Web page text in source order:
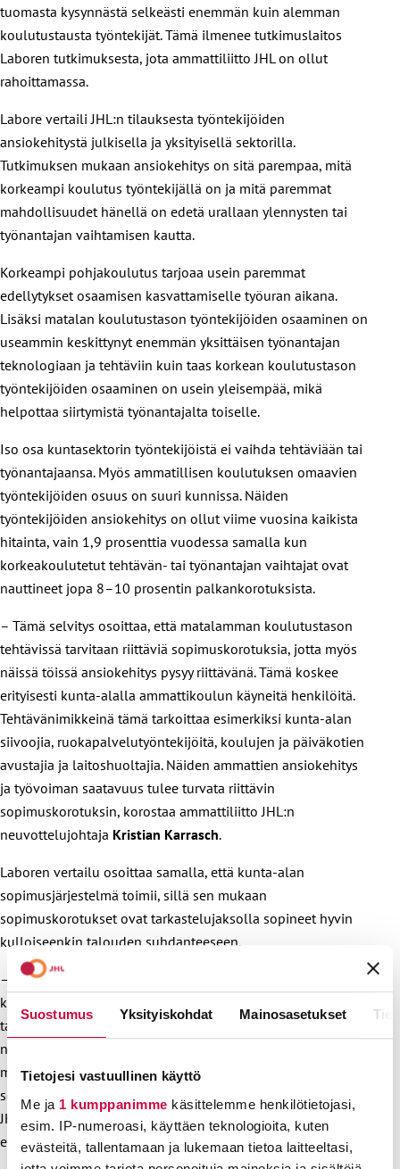
Suostumus Yksityiskohdat Mainosasetukset
Tietojesi vastuullinen käyttö
Me ja 1 kumppanimme käsittelemme henkilötietojasi,
esim. IP-numeroasi, käyttäen teknologioita, kuten
evästeitä, tallentamaan ja lukemaan tietoa laitteeltasi,
tuomasta kysynnästä selkeästi enemmän kuin alemman
koulutustausta työntekijät. Tämä ilmenee tutkimuslaitos
Laboren tutkimuksesta, jota ammattiliitto JHL on ollut
rahoittamassa.
Labore vertaili JHL:n tilauksesta työntekijöiden
ansiokehitystä julkisella ja yksityisellä sektorilla.
Tutkimuksen mukaan ansiokehitys on sitä parempaa, mitä
korkeampi koulutus työntekijällä on ja mitä paremmat
mahdollisuudet hänellä on edetä urallaan ylennysten tai
työnantajan vaihtamisen kautta.
Korkeampi pohjakoulutus tarjoaa usein paremmat
edellytykset osaamisen kasvattamiselle työuran aikana.
Lisäksi matalan koulutustason työntekijöiden osaaminen on
useammin keskittynyt enemmän yksittäisen työnantajan
teknologiaan ja tehtäviin kuin taas korkean koulutustason
työntekijöiden osaaminen on usein yleisempää, mikä
helpottaa siirtymistä työnantajalta toiselle.
Iso osa kuntasektorin työntekijöistä ei vaihda tehtäviään tai
työnantajaansa. Myös ammatillisen koulutuksen omaavien
työntekijöiden osuus on suuri kunnissa. Näiden
työntekijöiden ansiokehitys on ollut viime vuosina kaikista
hitainta, vain 1,9 prosenttia vuodessa samalla kun
korkeakoulutetut tehtävän- tai työnantajan vaihtajat ovat
nauttineet jopa 8–10 prosentin palkankorotuksista.
– Tämä selvitys osoittaa, että matalamman koulutustason
tehtävissä tarvitaan riittäviä sopimuskorotuksia, jotta myös
näissä töissä ansiokehitys pysyy riittävänä. Tämä koskee
erityisesti kunta-alalla ammattikoulun käyneitä henkilöitä.
Tehtävänimikkeinä tämä tarkoittaa esimerkiksi kunta-alan
siivoojia, ruokapalvelutyöntekijöitä, koulujen ja päiväkotien
avustajia ja laitoshuoltajia. Näiden ammattien ansiokehitys
ja työvoiman saatavuus tulee turvata riittävin
sopimuskorotuksin, korostaa ammattiliitto JHL:n
neuvottelujohtaja Kristian Karrasch.
Laboren vertailu osoittaa samalla, että kunta-alan
sopimusjärjestelmä toimii, sillä sen mukaan
sopimuskorotukset ovat tarkastelujaksolla sopineet hyvin
kulloiseenkin talouden suhdanteeseen.
– Suomen työmarkkinoiden sopimisjärjestelmä tarvitsee
kehittämistä, mutta sitä pitää kehittää eri työntekijäryhmien
tarpeet huomioiden. Kuten tutkimuksesta nähdään,
nykyjärjestelmä on toiminut pääsääntöisesti hyvin, mutta
meillä on isoja työntekijäryhmiä, jotka tarvitsevat vahvoja
sopimuskorotuksia tulevaisuutensa turvaamiseen, painottaa
JHL:n erityisasiantuntija Samuli Sinisalo., painottaa JHL:n
erityisasiantuntijaSamuli Sinisalo.